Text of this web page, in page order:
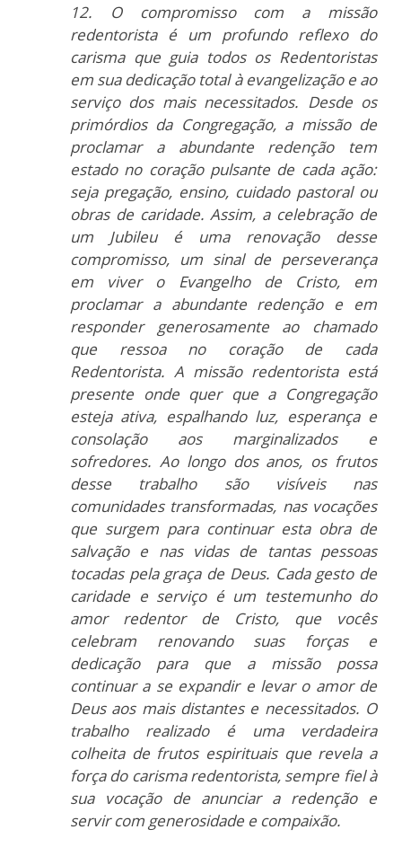
12. O compromisso com a missão
redentorista é um profundo reflexo do
carisma que guia todos os Redentoristas
em sua dedicação total à evangelização e ao
serviço dos mais necessitados. Desde os
primórdios da Congregação, a missão de
proclamar a abundante redenção tem
estado no coração pulsante de cada ação:
seja pregação, ensino, cuidado pastoral ou
obras de caridade. Assim, a celebração de
um Jubileu é uma renovação desse
compromisso, um sinal de perseverança
em viver o Evangelho de Cristo, em
proclamar a abundante redenção e em
responder generosamente ao chamado
que ressoa no coração de cada
Redentorista. A missão redentorista está
presente onde quer que a Congregação
esteja ativa, espalhando luz, esperança e
consolação aos marginalizados e
sofredores. Ao longo dos anos, os frutos
desse trabalho são visíveis nas
comunidades transformadas, nas vocações
que surgem para continuar esta obra de
salvação e nas vidas de tantas pessoas
tocadas pela graça de Deus. Cada gesto de
caridade e serviço é um testemunho do
amor redentor de Cristo, que vocês
celebram renovando suas forças e
dedicação para que a missão possa
continuar a se expandir e levar o amor de
Deus aos mais distantes e necessitados. O
trabalho realizado é uma verdadeira
colheita de frutos espirituais que revela a
força do carisma redentorista, sempre fiel à
sua vocação de anunciar a redenção e
servir com generosidade e compaixão.